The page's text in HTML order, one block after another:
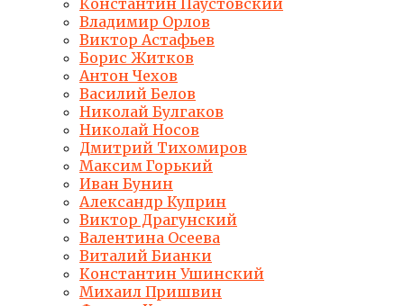
Константин Паустовский
Владимир Орлов
Виктор Астафьев
Борис Житков
Антон Чехов
Василий Белов
Николай Булгаков
Николай Носов
Дмитрий Тихомиров
Максим Горький
Иван Бунин
Александр Куприн
Виктор Драгунский
Валентина Осеева
Виталий Бианки
Константин Ушинский
Михаил Пришвин